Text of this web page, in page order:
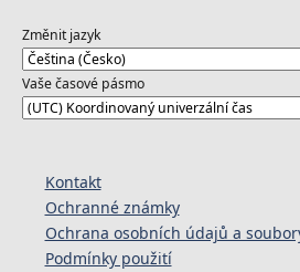
Změnit jazyk
Vaše časové pásmo
Kontakt
Ochranné známky
Ochrana osobních údajů a
Podmínky použití